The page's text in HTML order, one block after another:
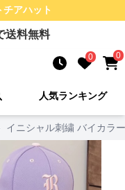
チアハット
送料無料
0 0
人気ランキング
イニシャル刺繍 バイカラ